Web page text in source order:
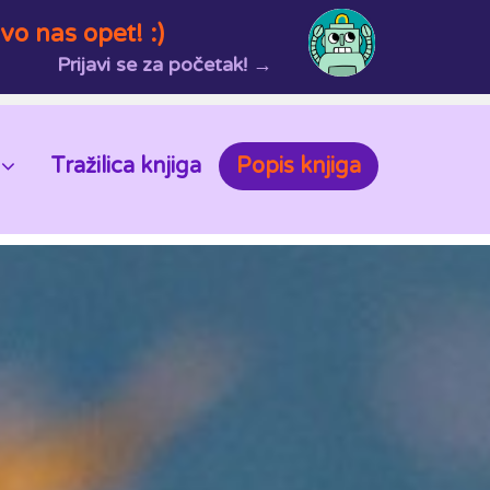
nas opet! :)
Prijavi se za početak! →
Tražilica knjiga Popis knjiga